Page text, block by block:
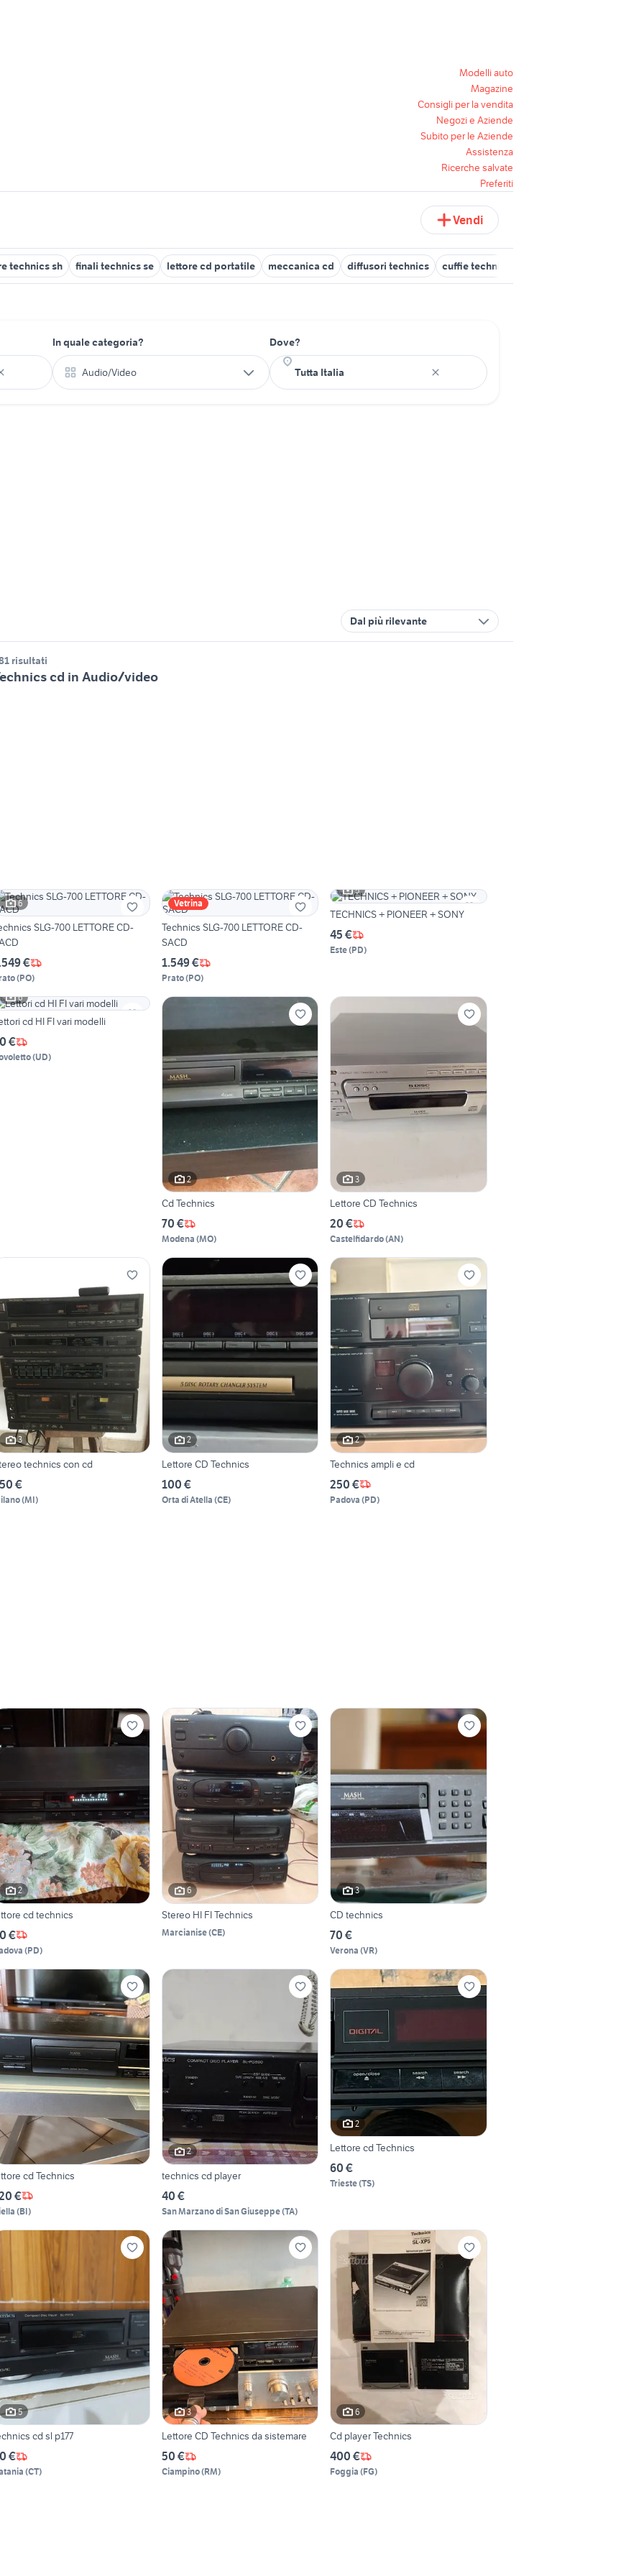
Modelli auto
Magazine
Consigli per la vendita
Negozi e Aziende
Subito per le Aziende
Assistenza
Ricerche salvate
Preferiti
Vendi
technics sh finali technics se lettore cd portatile meccanica cd diffusori technics cuffie technics
In quale categoria?
Audio/Video
Dove?
Dal più rilevante
risultati
cd in Audio/video
6
SLG-700 LETTORE CD-
€
(PO)
Vetrina
Technics SLG-700 LETTORE CD-
SACD
1.549 €
Prato(PO)
5
TECHNICS + PIONEER + SONY
45 €
Este(PD)
6
cd HI FI vari modelli
€
(UD)
2
Cd Technics
70 €
Modena (MO)
3
Lettore CD Technics
20 €
Castelfidardo(AN)
3
technics con cd
€
(MI)
2
Lettore CD Technics
100 €
Orta di Atella (CE)
2
Technics ampli e cd
250 €
Padova (PD)
2
cd technics
€
(PD)
6
Stereo HI FI Technics
Marcianise(CE)
3
CD technics
70 €
Verona (VR)
cd Technics
€
(BI)
2
technics cd player
40 €
San Marzano di San Giuseppe(TA)
2
Lettore cd Technics
60 €
Trieste(TS)
5
cd sl p177
€
(CT)
3
Lettore CD Technics da sistemare
50 €
Ciampino(RM)
6
Cd player Technics
400 €
Foggia (FG)